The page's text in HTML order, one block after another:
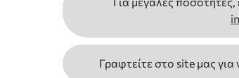
Γραφτείτε στο site μας για